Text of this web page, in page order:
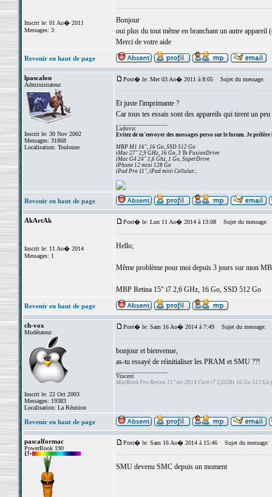
Inscrit le: 01 Ao� 2011
Messages: 3
Bonjour
oui plus du tout même en branchant un autre
Merci de votre aide
Revenir en haut de page
lpascalon
Administrateur
Inscrit le: 30 Nov 2002
Messages: 31868
Localisation: Toulouse
Post� le: Mer 03 Ao� 2011 à 8:05 Sujet du message:
Et juste l'imprimante ?
Car tous tes essais sont des appareils qui tirent un
Ludovic
Evitez de m'envoyer des messages perso sur le forum. Je préfère
MBP M1 16", 16 Go, SSD 512 Go
iMac 27" 2,9 GHz, 16 Go, 3 To FusionDrive
iMac G4 24" 1,6 Ghz, 1 Go, SuperDrive
iPhone 12 mini 128 Go
iPad Pro 11", iPad mini Cellular...
Revenir en haut de page
AkArtAk
Inscrit le: 11 Ao� 2014
Messages: 1
Post� le: Lun 11 Ao� 2014 à 13:08 Sujet du message:
Hello;
Même problème pour moi depuis 3 jours sur mon
MBP Retina 15" i7 2,6 GHz, 16 Go, SSD 512 Go
Revenir en haut de page
ch-vox
Modérateur
Inscrit le: 22 Oct 2003
Messages: 19383
Localisation: La Réunion
Post� le: Sam 16 Ao� 2014 à 7:49 Sujet du message:
bonjour et bienvenue,
as-tu essayé de réinitialiser les PRAM et SMU ??!
Vincent
MacBook Pro Retina 15" mi-2014 Core i7 2,5GHz 16 Go 512 Go
Revenir en haut de page
pascalformac
PowerBook 190
Post� le: Sam 16 Ao� 2014 à 15:46 Sujet du message:
SMU devenu SMC depuis un moment